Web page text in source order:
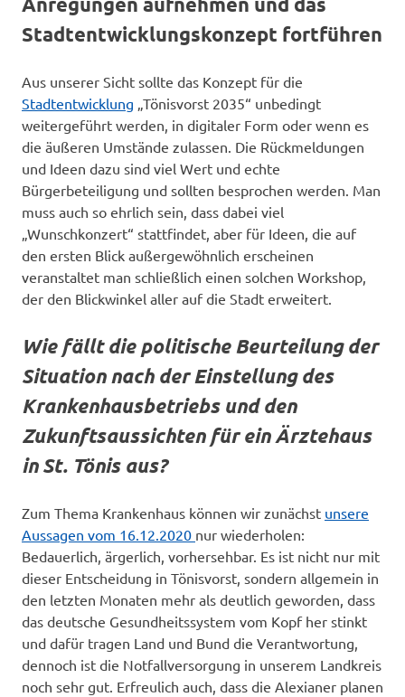
Stadtentwicklungskonzept fortführen
Aus unserer Sicht sollte das Konzept für die
Stadtentwicklung „Tönisvorst 2035“ unbedingt
weitergeführt werden, in digitaler Form oder wenn es
die äußeren Umstände zulassen. Die Rückmeldungen
und Ideen dazu sind viel Wert und echte
Bürgerbeteiligung und sollten besprochen werden. Man
muss auch so ehrlich sein, dass dabei viel
„Wunschkonzert“ stattfindet, aber für Ideen, die auf
den ersten Blick außergewöhnlich erscheinen
veranstaltet man schließlich einen solchen Workshop,
der den Blickwinkel aller auf die Stadt erweitert.
Wie fällt die politische Beurteilung der
Situation nach der Einstellung des
Krankenhausbetriebs und den
Zukunftsaussichten für ein Ärztehaus
in St. Tönis aus?
Zum Thema Krankenhaus können wir zunächst unsere
Aussagen vom 16.12.2020 nur wiederholen:
Bedauerlich, ärgerlich, vorhersehbar. Es ist nicht nur mit
dieser Entscheidung in Tönisvorst, sondern allgemein in
den letzten Monaten mehr als deutlich geworden, dass
das deutsche Gesundheitssystem vom Kopf her stinkt
und dafür tragen Land und Bund die Verantwortung,
dennoch ist die Notfallversorgung in unserem Landkreis
noch sehr gut. Erfreulich auch, dass die Alexianer planen